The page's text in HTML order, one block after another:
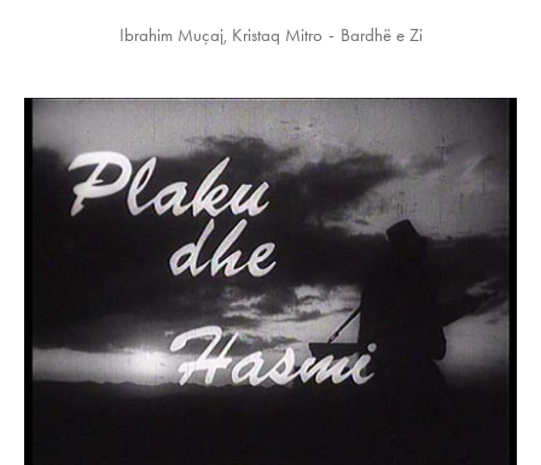
Ibrahim Muçaj Kristaq Mitro Bardhë e Zi